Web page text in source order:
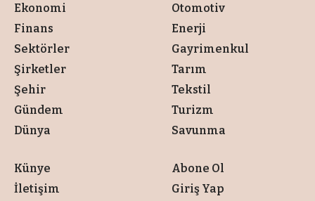
Ekonomi
Finans
Sektörler
Şirketler
Şehir
Gündem
Dünya
Otomotiv
Enerji
Gayrimenkul
Tarım
Tekstil
Turizm
Savunma
Künye
İletişim
Abone Ol
Giriş Yap